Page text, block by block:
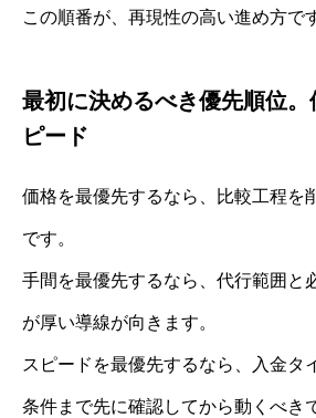
この順番が、再現性の高い進め方で
最初に決めるべき優先順位
ピード
価格を最優先するなら、比較工程を
です。
手間を最優先するなら、代行範囲と
が厚い導線が向きます。
スピードを最優先するなら、入金タ
条件まで先に確認してから動くべき